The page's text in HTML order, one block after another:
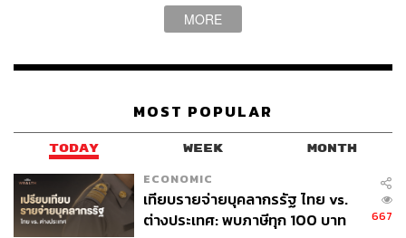
MORE
MOST POPULAR
TODAY WEEK MONTH
ECONOMIC
เทียบรายจ่ายบุคลากรรัฐ ไทย vs.
ต่างประเทศ: พบภาษีทุก 100 บาท
667